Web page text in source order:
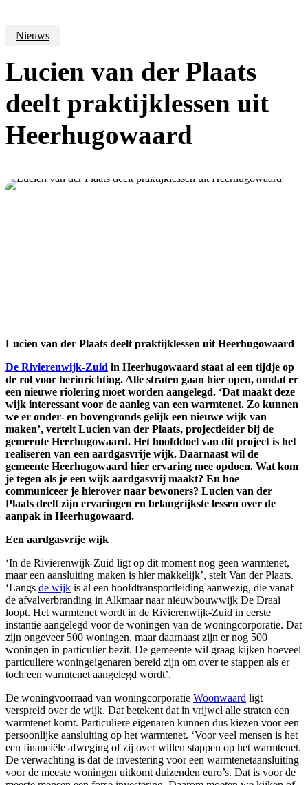
Nieuws
Lucien van der Plaats
deelt praktijklessen uit
Heerhugowaard
Lucien van der Plaats deelt praktijklessen uit Heerhugowaard
De Rivierenwijk-Zuid in Heerhugowaard staat al een tijdje op
de rol voor herinrichting. Alle straten gaan hier open, omdat er
een nieuwe riolering moet worden aangelegd. ‘Dat maakt deze
wijk interessant voor de aanleg van een warmtenet. Zo kunnen
we er onder- en bovengronds gelijk een nieuwe wijk van
maken’, vertelt Lucien van der Plaats, projectleider bij de
gemeente Heerhugowaard. Het hoofddoel van dit project is het
realiseren van een aardgasvrije wijk. Daarnaast wil de
gemeente Heerhugowaard hier ervaring mee opdoen. Wat kom
je tegen als je een wijk aardgasvrij maakt? En hoe
communiceer je hierover naar bewoners? Lucien van der
Plaats deelt zijn ervaringen en belangrijkste lessen over de
aanpak in Heerhugowaard.
Een aardgasvrije wijk
‘In de Rivierenwijk-Zuid ligt op dit moment nog geen warmtenet,
maar een aansluiting maken is hier makkelijk’, stelt Van der Plaats.
‘Langs de wijk is al een hoofdtransportleiding aanwezig, die vanaf
de afvalverbranding in Alkmaar naar nieuwbouwwijk De Draai
loopt. Het warmtenet wordt in de Rivierenwijk-Zuid in eerste
instantie aangelegd voor de woningen van de woningcorporatie. Dat
zijn ongeveer 500 woningen, maar daarnaast zijn er nog 500
woningen in particulier bezit. De gemeente wil graag kijken hoeveel
particuliere woningeigenaren bereid zijn om over te stappen als er
toch een warmtenet aangelegd wordt’.
De woningvoorraad van woningcorporatie Woonwaard ligt
verspreid over de wijk. Dat betekent dat in vrijwel alle straten een
warmtenet komt. Particuliere eigenaren kunnen dus kiezen voor een
persoonlijke aansluiting op het warmtenet. ‘Voor veel mensen is het
een financiële afweging of zij over willen stappen op het warmtenet.
De verwachting is dat de investering voor een warmtenetaansluiting
voor de meeste woningen uitkomt duizenden euro’s. Dat is voor de